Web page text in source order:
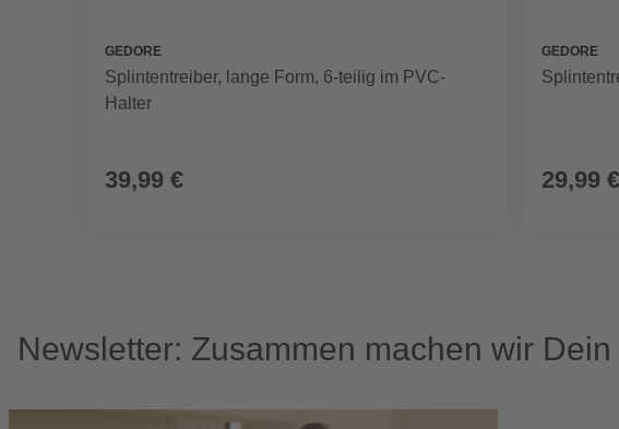
GEDORE
Splintentreiber, lange Form, 6-teilig im PVC-
Halter
39,99 €
GEDORE
29,99 €
Newsletter: Zusammen machen wir